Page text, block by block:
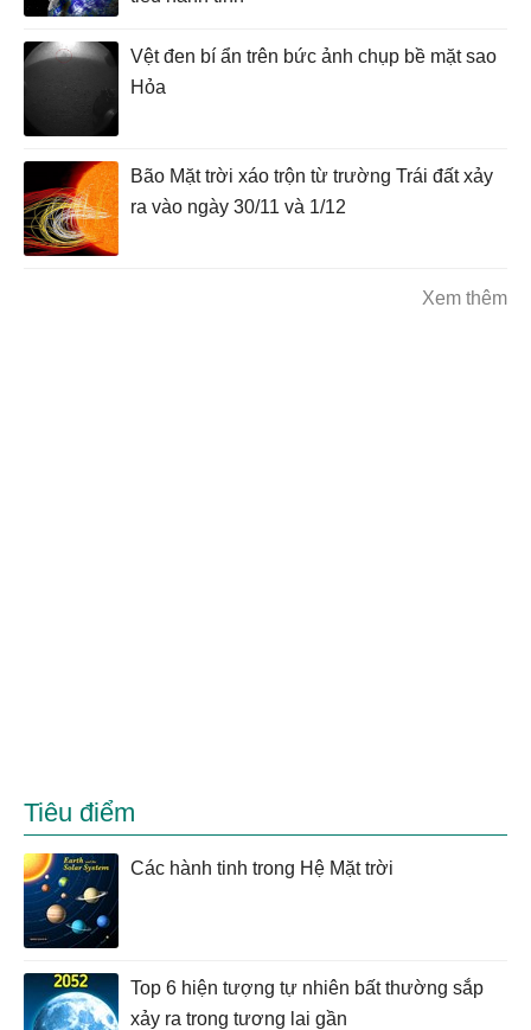
Vệt đen bí ẩn trên bức ảnh chụp bề mặt sao
Hỏa
Bão Mặt trời xáo trộn từ trường Trái đất xảy
ra vào ngày 30/11 và 1/12
Xem thêm
Tiêu điểm
Các hành tinh trong Hệ Mặt trời
Top 6 hiện tượng tự nhiên bất thường sắp
xảy ra trong tương lai gần